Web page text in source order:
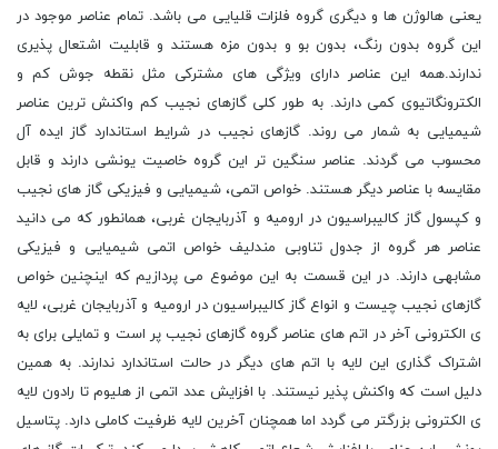
یعنی هالوژن ها و دیگری گروه فلزات قلیایی می باشد. تمام عناصر موجود در
این گروه بدون رنگ، بدون بو و بدون مزه هستند و قابلیت اشتعال پذیری
ندارند.همه این عناصر دارای ویژگی های مشترکی مثل نقطه جوش کم و
الکترونگاتیوی کمی دارند. به طور کلی گازهای نجیب کم واکنش ترین عناصر
شیمیایی به شمار می روند. گازهای نجیب در شرایط استاندارد گاز ایده آل
محسوب می گردند. عناصر سنگین تر این گروه خاصیت یونشی دارند و قابل
مقایسه با عناصر دیگر هستند. خواص اتمی، شیمیایی و فیزیکی گاز های نجیب
و کپسول گاز کالیبراسیون در ارومیه و آذربایجان غربی، همانطور که می دانید
عناصر هر گروه از جدول تناوبی مندلیف خواص اتمی شیمیایی و فیزیکی
مشابهی دارند. در این قسمت به این موضوع می پردازیم که اینچنین خواص
گازهای نجیب چیست و انواع گاز کالیبراسیون در ارومیه و آذربایجان غربی، لایه
ی الکترونی آخر در اتم های عناصر گروه گازهای نجیب پر است و تمایلی برای به
اشتراک گذاری این لایه با اتم های دیگر در حالت استاندارد ندارند. به همین
دلیل است که واکنش پذیر نیستند. با افزایش عدد اتمی از هلیوم تا رادون لایه
ی الکترونی بزرگتر می گردد اما همچنان آخرین لایه ظرفیت کاملی دارد. پتاسیل